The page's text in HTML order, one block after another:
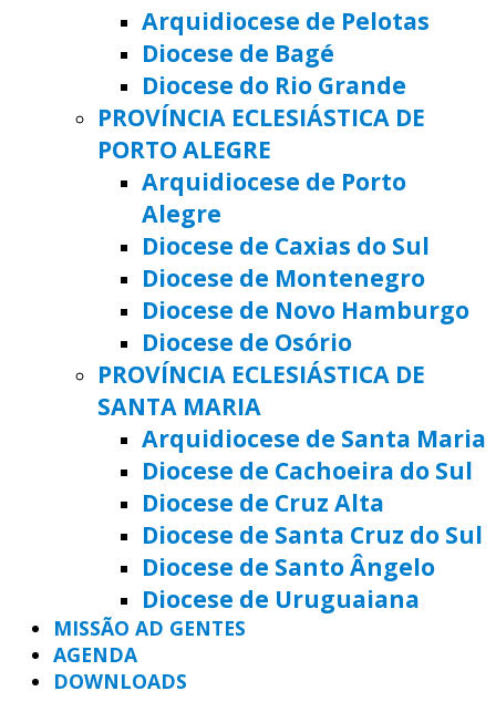
Arquidiocese de Pelotas
Diocese de Bagé
Diocese do Rio Grande
PROVÍNCIA ECLESIÁSTICA DE
PORTO ALEGRE
Arquidiocese de Porto
Alegre
Diocese de Caxias do Sul
Diocese de Montenegro
Diocese de Novo Hamburgo
Diocese de Osório
PROVÍNCIA ECLESIÁSTICA DE
SANTA MARIA
Arquidiocese de Santa Maria
Diocese de Cachoeira do Sul
Diocese de Cruz Alta
Diocese de Santa Cruz do Sul
Diocese de Santo Ângelo
Diocese de Uruguaiana
MISSÃO AD GENTES
AGENDA
DOWNLOADS